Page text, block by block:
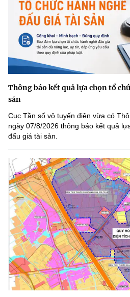
Thông báo kết quả lựa chọn tổ
sản
Cục Tần số vô tuyến điện vừa có
ngày 07/8/2026 thông báo kết quả
đấu giá tài sản.